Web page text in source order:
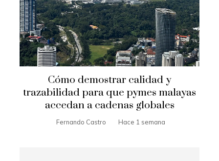
Cómo demostrar calidad y
trazabilidad para que pymes malayas
accedan a cadenas globales
Fernando Castro Hace 1 semana